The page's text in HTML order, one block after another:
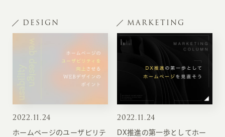
DESIGN
2022.11.24
ホームページのユーザビリテ
MARKETING
2022.11.24
DX推進の第一歩としてホー